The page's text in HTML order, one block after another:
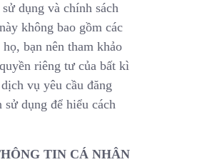
dụng và chính sách
không bao gồm các
bạn nên tham khảo
riêng tư của bất kì
vụ yêu cầu đăng
sử dụng để hiểu cách
TIN CÁ NHÂN